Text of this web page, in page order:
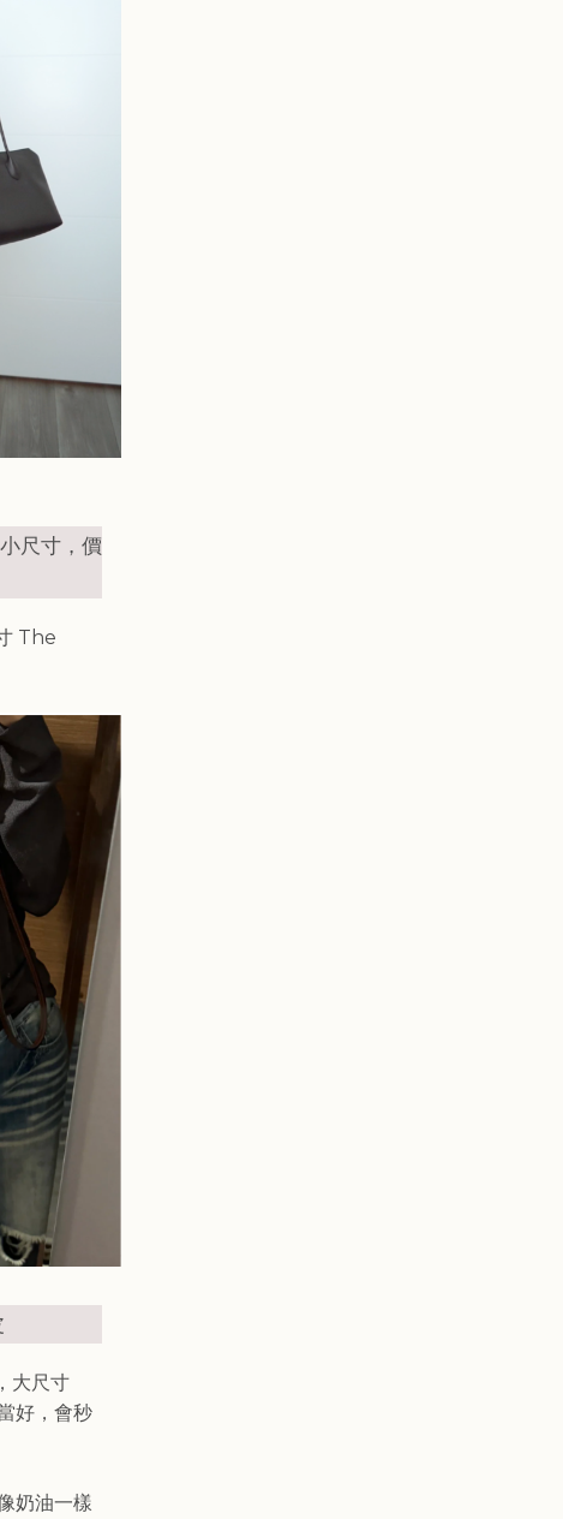
尺寸，價
The
大尺寸
好，會秒
奶油一樣